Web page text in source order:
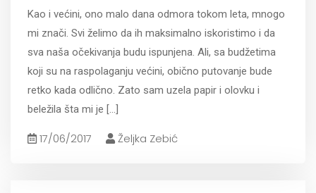
Kao i većini, ono malo dana odmora tokom leta, mnogo
mi znači. Svi želimo da ih maksimalno iskoristimo i da
sva naša očekivanja budu ispunjena. Ali, sa budžetima
koji su na raspolaganju većini, obično putovanje bude
retko kada odlično. Zato sam uzela papir i olovku i
beležila šta mi je [...]
17/06/2017 Željka Zebić